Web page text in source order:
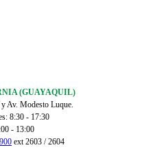
(GUAYAQUIL)
Av. Modesto Luque.
8:30 - 17:30
- 13:00
ext 2603 / 2604